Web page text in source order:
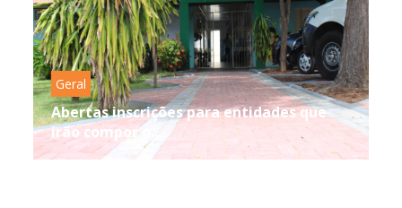
Geral
Abertas inscrições para entidades que
irão compor o...